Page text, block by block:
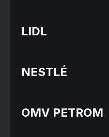
LIDL
NESTLÉ
OMV PETROM